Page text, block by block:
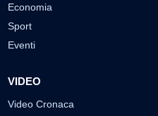
Economia
Sport
Eventi
VIDEO
Video Cronaca